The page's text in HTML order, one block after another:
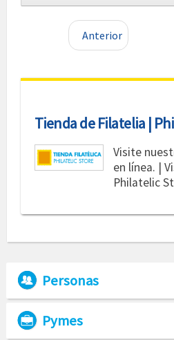
Anterior
Tienda de Filatelia |
Visite
en línea. |
Philatelic
Personas
Pymes